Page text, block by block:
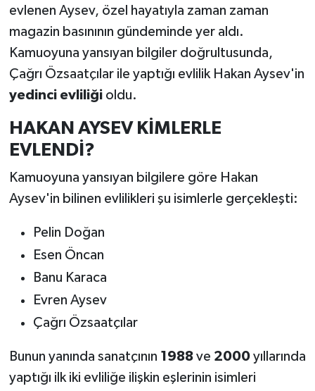
evlenen Aysev, özel hayatıyla zaman zaman
magazin basınının gündeminde yer aldı.
Kamuoyuna yansıyan bilgiler doğrultusunda,
Çağrı Özsaatçılar ile yaptığı evlilik Hakan Aysev'in
yedinci evliliğioldu.
HAKAN AYSEV KİMLERLE
EVLENDİ?
Kamuoyuna yansıyan bilgilere göre Hakan
Aysev'in bilinen evlilikleri şu isimlerle gerçekleşti:
Pelin Doğan
Esen Öncan
Banu Karaca
Evren Aysev
Çağrı Özsaatçılar
Bunun yanında sanatçının 1988ve 2000yıllarında
yaptığı ilk iki evliliğe ilişkin eşlerinin isimleri